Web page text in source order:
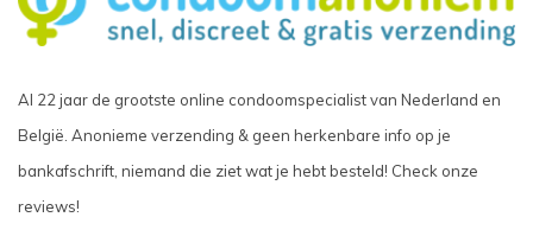
Al 22 jaar de grootste online condoomspecialist van Nederland en
België. Anonieme verzending & geen herkenbare info op je
bankafschrift, niemand die ziet wat je hebt besteld! Check onze
reviews!